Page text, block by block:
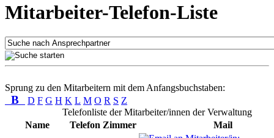
Mitarbeiter-Telefon-Liste
Sprung zu den Mitarbeitern mit dem Anfangsbuchstaben:
B D F G H K L M O R S Z
Telefonliste der Mitarbeiter/innen der Verwaltung
Name
Telefon Zimmer
Mail